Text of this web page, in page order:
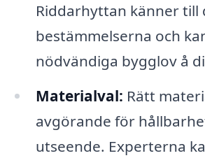
Riddarhyttan känner till
bestämmelserna och
nödvändiga bygglov å
Materialval: Rätt
avgörande för
utseende. Experterna